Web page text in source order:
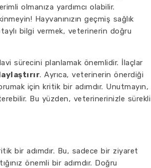
olmanıza yardımcı olabilir.
Hayvanınızın geçmiş sağlık
bilgi vermek, veterinerin doğru
sürecini planlamak önemlidir. İlaçlar
. Ayrıca, veterinerin önerdiği
için kritik bir adımdır. Unutmayın,
Bu yüzden, veterinerinizle sürekli
bir adımdır. Bu, sadece bir ziyaret
önemli bir adımdır. Doğru